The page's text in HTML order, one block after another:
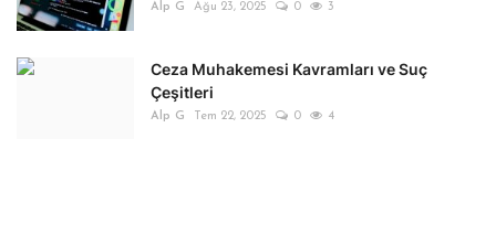
Alp G Ağu 23, 2025 0 3
Ceza Muhakemesi Kavramları ve Suç
Çeşitleri
Alp G Tem 22, 2025 0 4